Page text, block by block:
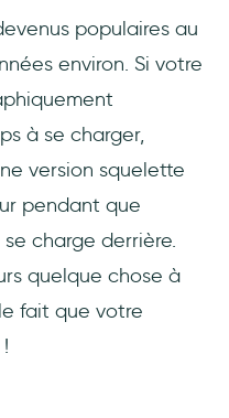
populaires au
environ. Si votre
à se charger,
version squelette
pendant que
charge derrière.
quelque chose à
fait que votre